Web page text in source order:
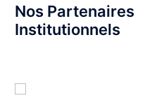
Nos Partenaires
Institutionnels